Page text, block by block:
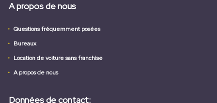
A propos de nous
Questions fréquemment posées
Bureaux
Location de voiture sans franchise
A propos de nous
Données de contact: